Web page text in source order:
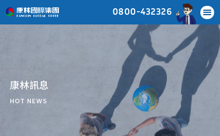
0800-432326
康林訊息
HOT NEWS